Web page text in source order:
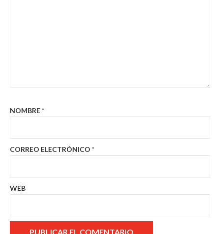
NOMBRE*
CORREO ELECTRÓNICO *
WEB